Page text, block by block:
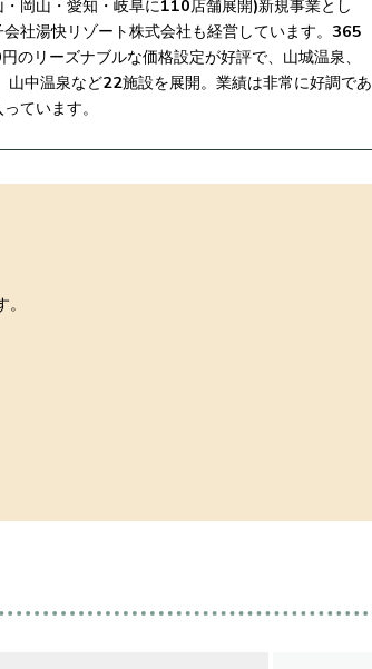
岡山・愛知・岐阜に110店舗展開)新規事業とし
社湯快リゾート株式会社も経営しています。365
のリーズナブルな価格設定が好評で、山城温泉、
山中温泉など22施設を展開。業績は非常に好調であ
ています。